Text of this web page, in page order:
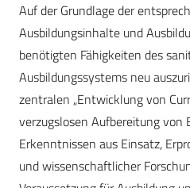
Auf der Grundlage der
Ausbildungsinhalte und
benötigten Fähigkeiten des
Ausbildungssystems neu
zentralen „Entwicklung von
verzugslosen Aufbereitung von
Erkenntnissen aus Einsatz,
und wissenschaftlicher